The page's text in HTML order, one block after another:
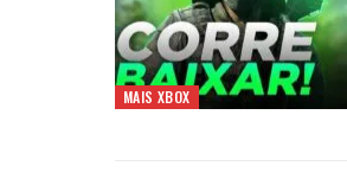
MAIS XBOX